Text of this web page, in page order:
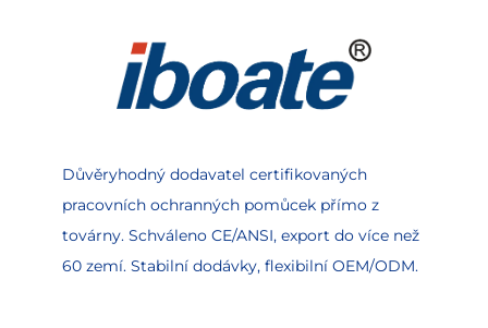
Důvěryhodný dodavatel certifikovaných
pracovních ochranných pomůcek přímo z
továrny. Schváleno CE/ANSI, export do více než
60 zemí. Stabilní dodávky, flexibilní OEM/ODM.